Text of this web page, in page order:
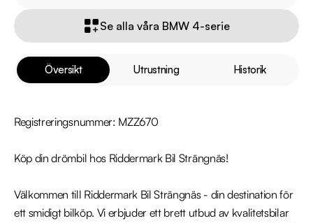
Översikt Utrustning Historik
Registreringsnummer: MZZ670
Köp din drömbil hos Riddermark Bil Strängnäs!
Välkommen till Riddermark Bil Strängnäs - din destination för
ett smidigt bilköp. Vi erbjuder ett brett utbud av kvalitetsbilar
Se alla våra BMW 4-serie